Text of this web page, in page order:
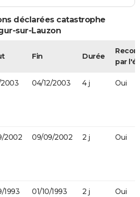
déclarées catastrophe
sur-Lauzon
Fin Durée
par
2003 04/12/2003 4 j Oui
2002 09/09/2002 2 j Oui
1993 01/10/1993 2 j Oui